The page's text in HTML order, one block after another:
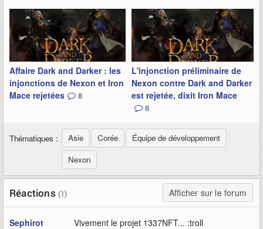
Affaire Dark and Darker : les
injonctions de Nexon et Iron
Mace rejetées
8
L'injonction préliminaire de
Nexon contre Dark and Darker
est rejetée, dixit Iron Mace
8
Thématiques : Asie Corée
Équipe de développement
Nexon
Réactions (1) Afficher sur le forum
Sephirot Vivement le projet 1337NFT... :troll